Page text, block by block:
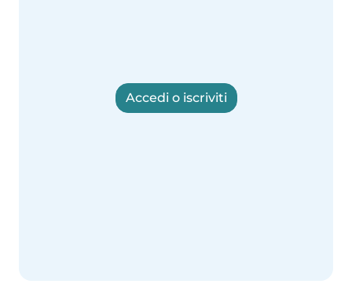
Accedi o iscriviti